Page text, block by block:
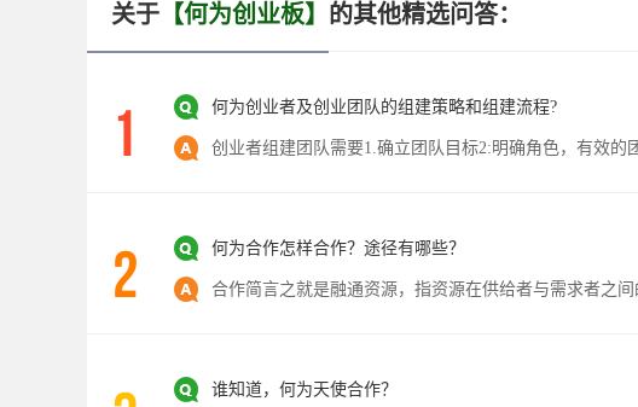
关于 【何为创业板】 的其他精选问答：
何为创业者及创业团队的组建策略和组建流程?
何为合作怎样合作？途径有哪些？
谁知道，何为天使合作？